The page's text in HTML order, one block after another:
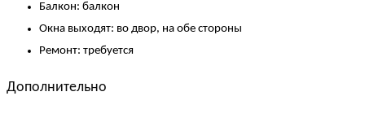
Балкон: балкон
Окна выходят: во двор, на обе стороны
Ремонт: требуется
Дополнительно